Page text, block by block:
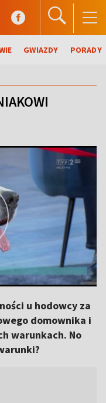
GWIAZDY PORADY
u hodowcy za
domownika i
warunkach. No